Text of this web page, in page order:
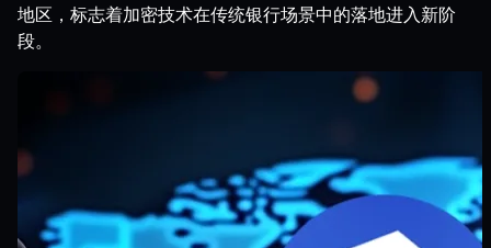
地区，标志着加密技术在传统银行场景中的落地进入新阶
段。